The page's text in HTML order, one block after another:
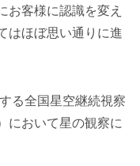
お客様に認識を変え
はほぼ思い通りに進
る全国星空継続視察
において星の観察に